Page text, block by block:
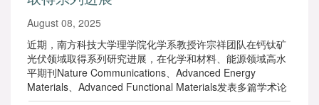
August 08, 2025
近期，南方科技大学理学院化学系教授许宗祥团队在钙钛矿
光伏领域取得系列研究进展，在化学和材料、能源领域高水
平期刊Nature Communications、Advanced Energy
Materials、Advanced Functional Materials发表多篇学术论
文。